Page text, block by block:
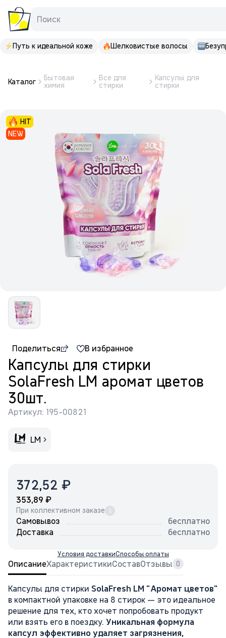
Поиск
Путь к идеальной коже Шелковистые волосы
Каталог
Бытовая
химия
Все для
стирки
Капсулы для
стирки
HIT
NEW
Поделиться В избранное
Капсулы для стирки
SolaFresh LM аромат цветов
30шт.
Артикул: 195-00821
LM
372,52 ₽
353,89 ₽
При коллективном заказе
Самовывоз
бесплатно
Доставка
бесплатно
Условия доставкиСпособы оплаты
ОписаниеХарактеристикиСоставОтзывы 0
Капсулы для стирки SolaFresh LM "Аромат цветов"
в компактной упаковке на 8 стирок — это идеальное
решение для тех, кто хочет попробовать продукт
или взять его в поездку. Уникальная формула
капсул эффективно удаляет загрязнения,